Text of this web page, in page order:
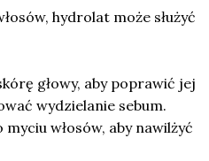
hydrolat może służyć
głowy, aby poprawić jej
wydzielanie sebum.
myciu włosów, aby nawilżyć